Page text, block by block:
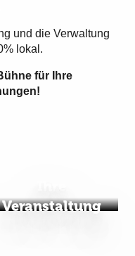
und die Verwaltung
lokal.
für Ihre
Veranstaltung